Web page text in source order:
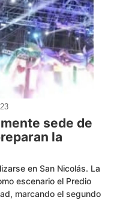
sede de
la
en San Nicolás. La
escenario el Predio
marcando el segundo